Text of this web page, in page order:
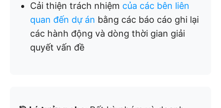
Cải thiện trách nhiệm của các bên liên
quan đến dự án bằng các báo cáo ghi lại
các hành động và dòng thời gian giải
quyết vấn đề